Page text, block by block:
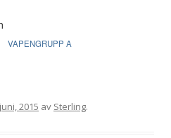
VAPENGRUPP A
2015 av Sterling.